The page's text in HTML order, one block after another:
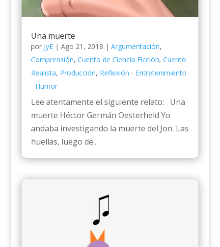
Una muerte
por JyE| Ago 21, 2018 | Argumentación,
Comprensión, Cuento de Ciencia Ficción, Cuento
Realista, Producción, Reflexión - Entretenimiento
- Humor
Lee atentamente el siguiente relato: Una
muerte Héctor Germán Oesterheld Yo
andaba investigando la muerte del Jon. Las
huellas, luego de...